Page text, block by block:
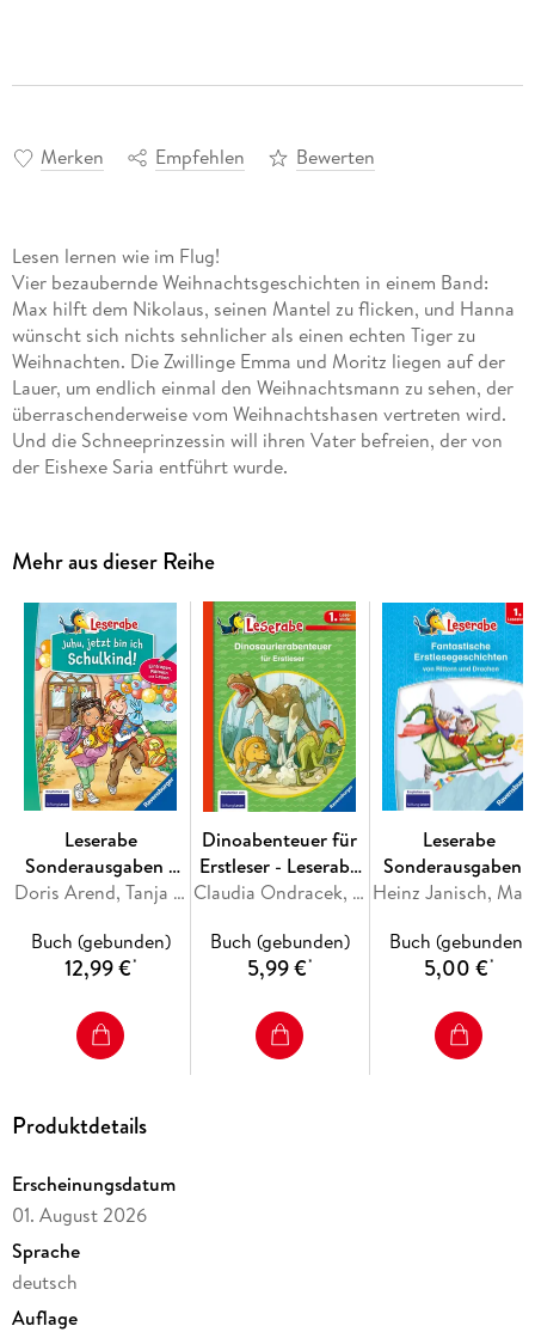
Merken Empfehlen Bewerten
Lesen lernen wie im Flug!
Vier bezaubernde Weihnachtsgeschichten in einem Band:
Max hilft dem Nikolaus, seinen Mantel zu flicken, und Hanna
wünscht sich nichts sehnlicher als einen echten Tiger zu
Weihnachten. Die Zwillinge Emma und Moritz liegen auf der
Lauer, um endlich einmal den Weihnachtsmann zu sehen, der
überraschenderweise vom Weihnachtshasen vertreten wird.
Und die Schneeprinzessin will ihren Vater befreien, der von
der Eishexe Saria entführt wurde.
großer Fibelschrift sichern erste Leseerfolge und steigern die
Lesekompetenz von Mädchen und Jungen ab 6 Jahren.
Empfohlen von Stiftung Lesen, gelistet bei Antolin.
Mehr aus dieser Reihe
Leserabe
Sonderausgaben -
Juhu, jetzt bin ichDoris Arend, Tanja Bürgermeister, Anja Kiel, Henriette Wich
Buch (gebunden)
12,99 €*
Dinoabenteuer für
Erstleser - Leserabe
1. Klasse -
Kinder ab 6 Jahren
Claudia Ondracek, Martin Klein
Buch (gebunden)
5,99 €*
Leserabe
Sonderausgaben -
Fantastische
von Rittern und
Drachen
Buch (gebunden)
5,00 €*
Produktdetails
Erscheinungsdatum
01. August 2026
Sprache
deutsch
Auflage